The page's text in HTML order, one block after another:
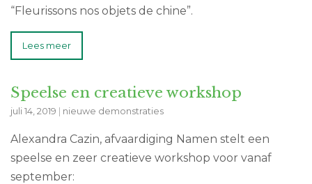
“Fleurissons nos objets de chine”.
Lees meer
Speelse en creatieve workshop
juli 14, 2019 nieuwe demonstraties
Alexandra Cazin, afvaardiging Namen stelt een
speelse en zeer creatieve workshop voor vanaf
september: